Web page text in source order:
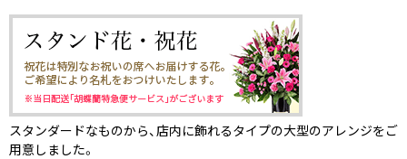
スタンダードなものから、店内に飾れるタイプの大型のアレンジをご
用意しました。